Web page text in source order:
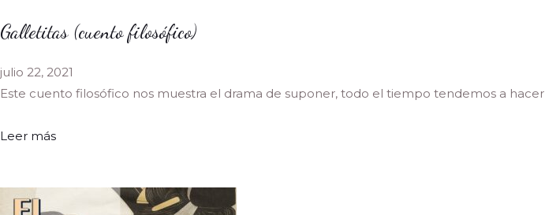
Galletitas (cuento filosófico)
julio 22, 2021
Este cuento filosófico nos muestra el drama de suponer, todo el tiempo tendemos a hacer
Leer más